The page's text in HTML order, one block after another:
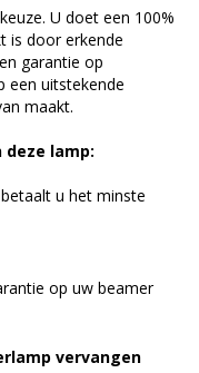
U doet een 100%
is door erkende
garantie op
een uitstekende
maakt.
lamp:
u het minste
op uw beamer
vervangen